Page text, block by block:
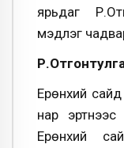
ярьдаг
мэдлэг
Ерөнхий
нар
Ерөнхий